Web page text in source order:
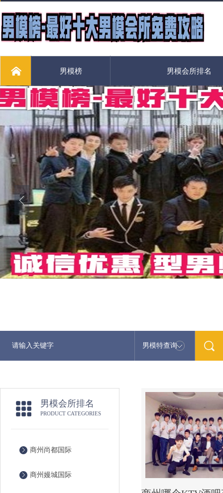
男模榜 男模会所排名
男模特查询
男模会所排名
PRODUCT CATEGORIES
商州尚都国际
商州嫚城国际